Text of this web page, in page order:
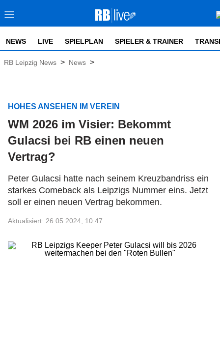
NEWS LIVE SPIELPLAN SPIELER & TRAINER
RB Leipzig News > News >
HOHES ANSEHEN IM VEREIN
WM 2026 im Visier: Bekommt
Gulacsi bei RB einen neuen
Vertrag?
Peter Gulacsi hatte nach seinem Kreuzbandriss ein
starkes Comeback als Leipzigs Nummer eins. Jetzt
soll er einen neuen Vertrag bekommen.
Aktualisiert: 26.05.2024, 10:47